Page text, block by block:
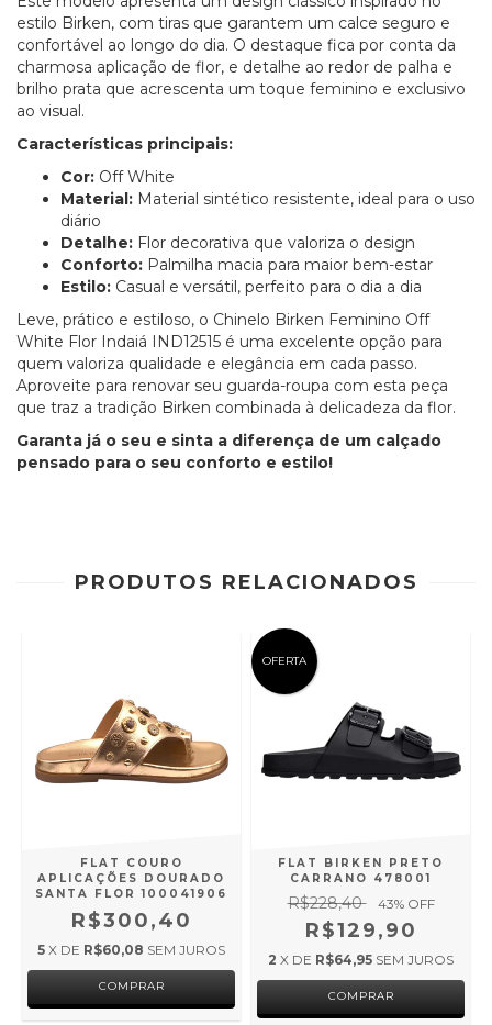
estilo Birken, com tiras que garantem um calce seguro e
confortável ao longo do dia. O destaque fica por conta da
charmosa aplicação de flor, e detalhe ao redor de palha e
brilho prata que acrescenta um toque feminino e exclusivo
ao visual.
Características principais:
Cor: Off White
Material: Material sintético resistente, ideal para o uso
diário
Detalhe: Flor decorativa que valoriza o design
Conforto: Palmilha macia para maior bem-estar
Estilo: Casual e versátil, perfeito para o dia a dia
Leve, prático e estiloso, o Chinelo Birken Feminino Off
White Flor Indaiá IND12515 é uma excelente opção para
quem valoriza qualidade e elegância em cada passo.
Aproveite para renovar seu guarda-roupa com esta peça
que traz a tradição Birken combinada à delicadeza da flor.
Garanta já o seu e sinta a diferença de um calçado
pensado para o seu conforto e estilo!
PRODUTOS RELACIONADOS
FLAT COURO
APLICAÇÕES DOURADO
SANTA FLOR 100041906
R$300,40
5 X DE R$60,08 SEM JUROS
COMPRAR
OFERTA
FLAT BIRKEN PRETO
CARRANO 478001
R$228,40 43% OFF
R$129,90
2 X DE R$64,95 SEM JUROS
COMPRAR